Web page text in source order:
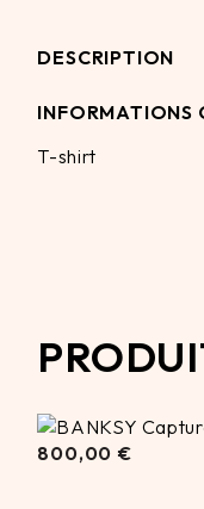
DESCRIPTION
INFORMATIONS
T-shirt
800,00 €